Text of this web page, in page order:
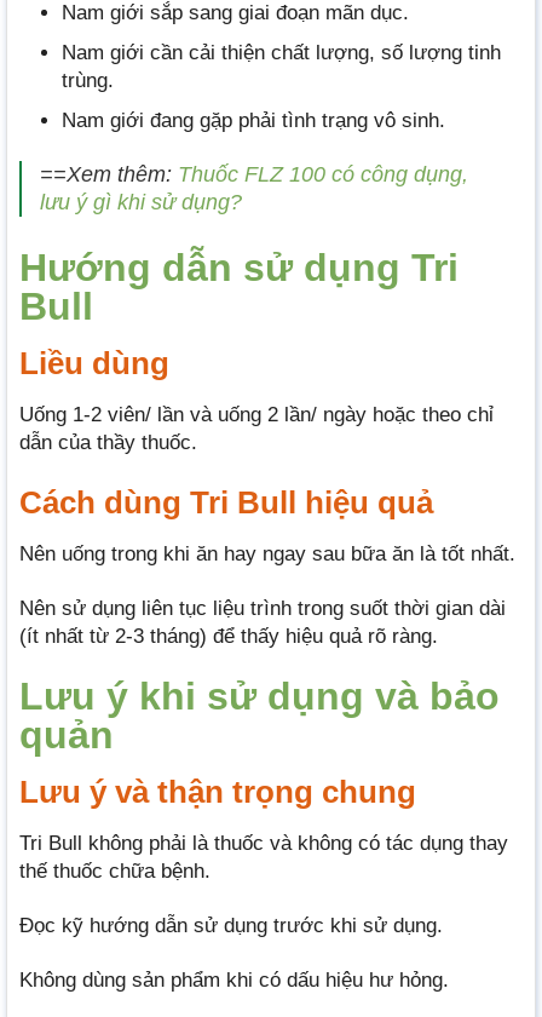
Nam giới sắp sang giai đoạn mãn dục.
Nam giới cần cải thiện chất lượng, số lượng tinh
trùng.
Nam giới đang gặp phải tình trạng vô sinh.
==Xem thêm: Thuốc FLZ 100 có công dụng,
lưu ý gì khi sử dụng?
Hướng dẫn sử dụng Tri
Bull
Liều dùng
Uống 1-2 viên/ lần và uống 2 lần/ ngày hoặc theo chỉ
dẫn của thầy thuốc.
Cách dùng Tri Bull hiệu quả
Nên uống trong khi ăn hay ngay sau bữa ăn là tốt nhất.
Nên sử dụng liên tục liệu trình trong suốt thời gian dài
(ít nhất từ 2-3 tháng) để thấy hiệu quả rõ ràng.
Lưu ý khi sử dụng và bảo
quản
Lưu ý và thận trọng chung
Tri Bull không phải là thuốc và không có tác dụng thay
thế thuốc chữa bệnh.
Đọc kỹ hướng dẫn sử dụng trước khi sử dụng.
Không dùng sản phẩm khi có dấu hiệu hư hỏng.